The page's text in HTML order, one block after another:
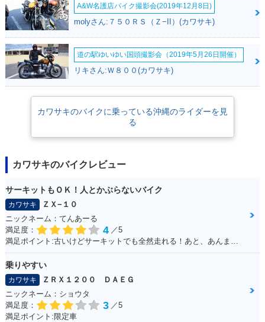
A&W名護店バイク撮影会(2019年12月8日)
molyさん:７５０ＲＳ（Ｚ−II）(カワサキ)
道の駅ゆいゆい国頭撮影会（2019年5月26日開催）
リキさん:Ｗ８００(カワサキ)
カワサキのバイクに乗っている沖縄のライダーを見
る
カワサキのバイクレビュー
サーキットもＯＫ！人とかぶらないバイク
カワサキ
ＺＸ−１０
ニックネーム：てんあーる
満足度：
4 ／5
満足ポイント:古いけどサーキットでも全然走れる！あと、あんまり乗っている人が少ない。メーターが好き
乗りやすい
カワサキ
ＺＲＸ１２００ ＤＡＥＧ
ニックネーム：ショウタ
満足度：
3 ／5
満足ポイント:限定車